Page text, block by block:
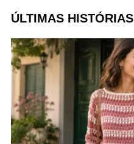
ÚLTIMAS HISTÓRIAS